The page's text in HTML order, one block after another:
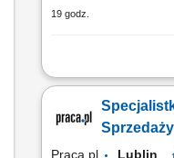
19 godz.
Budowanie i
rozwiązań
handlowych w formie
Praca.pl Lublin